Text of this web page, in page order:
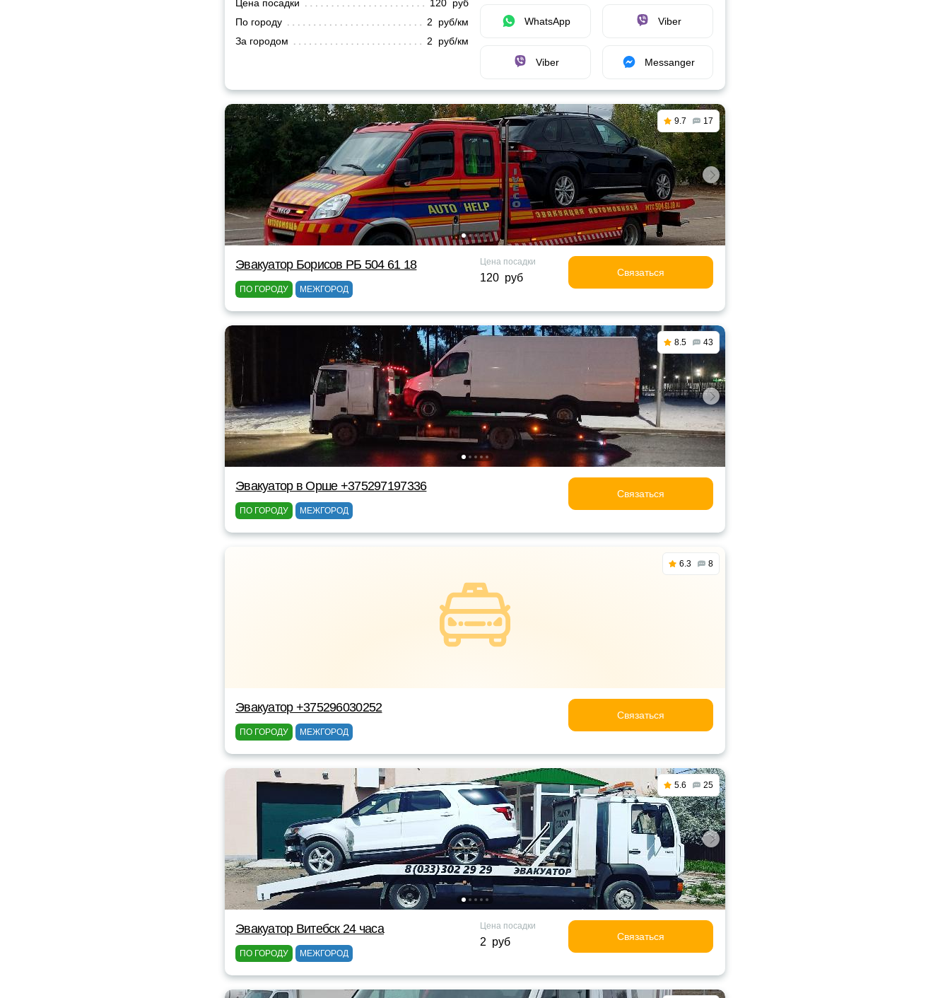
Цена посадки
120 руб
По городу
2 руб/км
За городом
2 руб/км
WhatsApp Viber
Viber Messanger
9.7 17
Эвакуатор Борисов РБ 504 61 18
ПО ГОРОДУ МЕЖГОРОД
Цена посадки
120 руб Связаться
8.5 43
Эвакуатор в Орше +375297197336
ПО ГОРОДУ МЕЖГОРОД
Связаться
6.3 8
Эвакуатор +375296030252
ПО ГОРОДУ МЕЖГОРОД
Связаться
5.6 25
Эвакуатор Витебск 24 часа
ПО ГОРОДУ МЕЖГОРОД
Цена посадки
2 руб Связаться